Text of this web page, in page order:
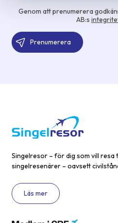
Genom att prenumerera
AB:s
Singelresor – för dig som vill resa
singelresenärer – oavsett
Läs mer